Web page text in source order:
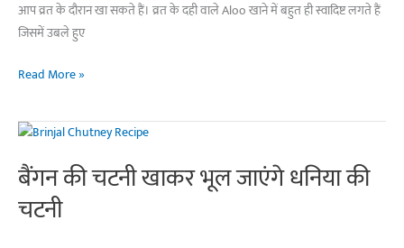
आप व्रत के दौरान खा सकते हैं। व्रत के दही वाले Aloo खाने में बहुत ही स्वादिष्ट लगते हैं
जिसमें उबले हुए
नवरात्रि
बनाएं
व्रत
वाले
दही
आलू
Read More »
बैंगन की चटनी खाकर भूल जाएंगे धनिया की
चटनी